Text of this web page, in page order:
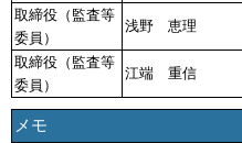
取締役（監査等
委員）
浅野 恵理
取締役（監査等
委員）
江端 重信
メモ